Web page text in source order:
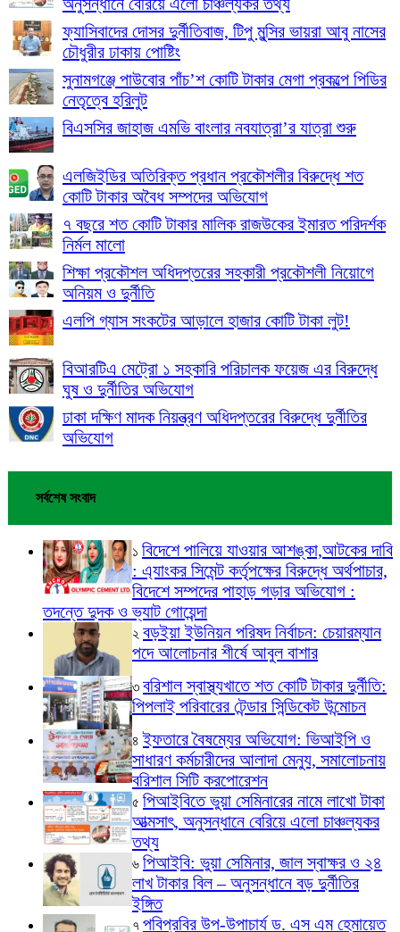
ফ্যাসিবাদের দোসর দুর্নীতিবাজ, টিপু মুন্সির ভায়রা আবু নাসের
চৌধুরীর ঢাকায় পোষ্টিং
সুনামগঞ্জে পাউবোর পাঁচ’শ কোটি টাকার মেগা প্রকল্পে পিডির
নেতৃত্বে হরিলুট
বিএসসির জাহাজ এমভি বাংলার নবযাত্রা’র যাত্রা শুরু
এলজিইডির অতিরিক্ত প্রধান প্রকৌশলীর বিরুদ্ধে শত
কোটি টাকার অবৈধ সম্পদের অভিযোগ
৭ বছরে শত কোটি টাকার মালিক রাজউকের ইমারত পরিদর্শক
নির্মল মালো
শিক্ষা প্রকৌশল অধিদপ্তরের সহকারী প্রকৌশলী নিয়োগে
অনিয়ম ও দুর্নীতি
এলপি গ্যাস সংকটের আড়ালে হাজার কোটি টাকা লুট!
বিআরটিএ মেট্রো ১ সহকারি পরিচালক ফয়েজ এর বিরুদ্ধে
ঘুষ ও দুর্নীতির অভিযোগ
ঢাকা দক্ষিণ মাদক নিয়ন্ত্রণ অধিদপ্তরের বিরুদ্ধে দুর্নীতির
অভিযোগ
সর্বশেষ সংবাদ
১ বিদেশে পালিয়ে যাওয়ার আশঙ্কা,আটকের দাবি
: এ্যাংকর সিমেন্ট কর্তৃপক্ষের বিরুদ্ধে অর্থপাচার,
বিদেশে সম্পদের পাহাড় গড়ার অভিযোগ :
তদন্তে দুদক ও ভ্যাট গোয়েন্দা
২ বড়ইয়া ইউনিয়ন পরিষদ নির্বাচন: চেয়ারম্যান
পদে আলোচনার শীর্ষে আবুল বাশার
৩ বরিশাল স্বাস্থ্যখাতে শত কোটি টাকার দুর্নীতি:
পিপলাই পরিবারের টেন্ডার সিন্ডিকেট উন্মোচন
৪ ইফতারে বৈষম্যের অভিযোগ: ভিআইপি ও
সাধারণ কর্মচারীদের আলাদা মেন্যু, সমালোচনায়
বরিশাল সিটি করপোরেশন
৫ পিআইবিতে ভুয়া সেমিনারের নামে লাখো টাকা
আত্মসাৎ, অনুসন্ধানে বেরিয়ে এলো চাঞ্চল্যকর
তথ্য
৬ পিআইবি: ভুয়া সেমিনার, জাল স্বাক্ষর ও ২৪
লাখ টাকার বিল – অনুসন্ধানে বড় দুর্নীতির
ইঙ্গিত
৭ পবিপ্রবির উপ-উপাচার্য ড. এস এম হেমায়েত